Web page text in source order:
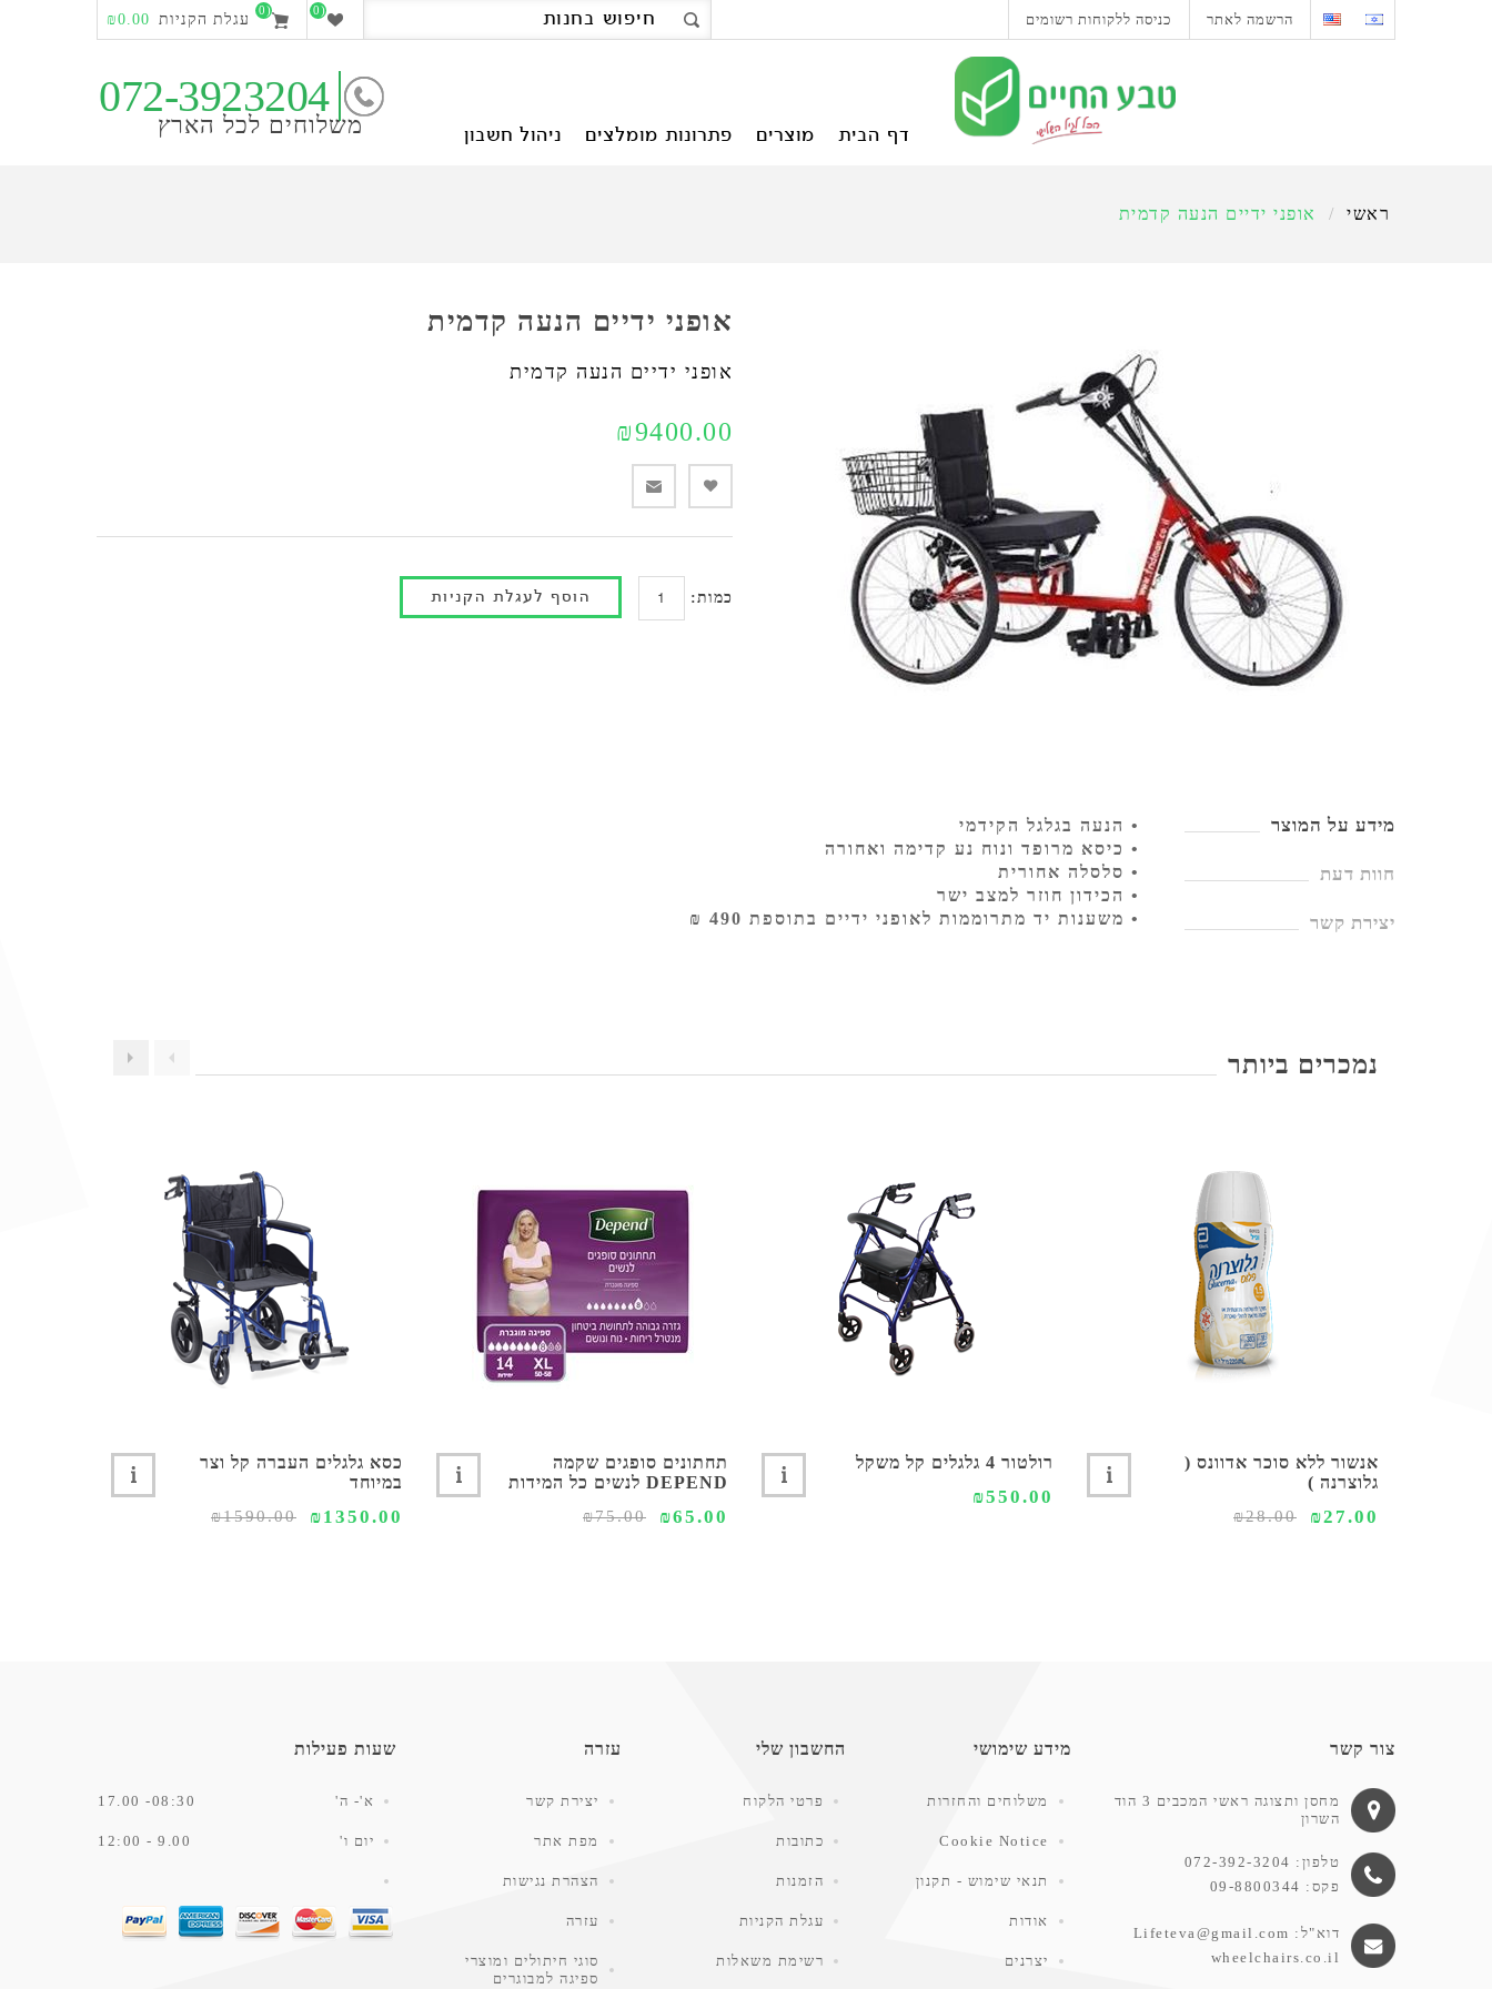
הרשמה לאתר כניסה ללקוחות רשומים
(0)
(0)
עגלת הקניות ₪0.00
דף הבית מוצרים פתרונות מומלצים ניהול חשבון
072-3923204
משלוחים לכל הארץ
ראשי / אופני ידיים הנעה קדמית
אופני ידיים הנעה קדמית
אופני ידיים הנעה קדמית
₪9400.00
כמות:
מידע על המוצר
חוות דעת
יצירת קשר
• הנעה בגלגל הקידמי
• כיסא מרופד ונוח נע קדימה ואחורה
• סלסלה אחורית
• הכידון חוזר למצב ישר
• משענות יד מתרוממות לאופני ידיים בתוספת 490 ₪
נמכרים ביותר
אנשור ללא סוכר אדוונס (
גלוצרנה )
₪27.00
₪28.00
רולטור 4 גלגלים קל משקל
₪550.00
תחתונים סופגים שקמה
DEPEND לנשים כל המידות
₪65.00
₪75.00
כסא גלגלים העברה קל וצר
במיוחד
₪1350.00
₪1590.00
צור קשר
מחסן ותצוגה ראשי המכבים 3 הוד
השרון
טלפון: 072-392-3204
פקס: 09-8800344
דוא"ל: Lifeteva@gmail.com
wheelchairs.co.il
מידע שימושי
משלוחים והחזרות
Cookie Notice
תנאי שימוש - תקנון
אודות
יצרנים
החשבון שלי
פרטי הלקוח
כתובות
הזמנות
עגלת הקניות
רשימת משאלות
עזרה
יצירת קשר
מפת אתר
הצהרת נגישות
עזרה
סוגי חיתולים ומוצרי
ספיגה למבוגרים
שעות פעילות
א'- ה' 08:30- 17.00
יום ו' 9.00 - 12:00